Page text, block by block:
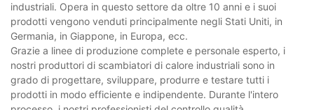
industriali. Opera in questo settore da oltre 10 anni e i suoi
prodotti vengono venduti principalmente negli Stati Uniti, in
Germania, in Giappone, in Europa, ecc.
Grazie a linee di produzione complete e personale esperto, i
nostri produttori di scambiatori di calore industriali sono in
grado di progettare, sviluppare, produrre e testare tutti i
prodotti in modo efficiente e indipendente. Durante l'intero